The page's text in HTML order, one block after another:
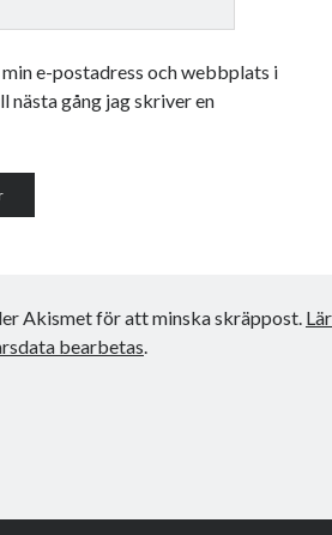
e-postadress och webbplats i
nästa gång jag skriver en
Akismet för att minska skräppost. Lär
bearbetas.